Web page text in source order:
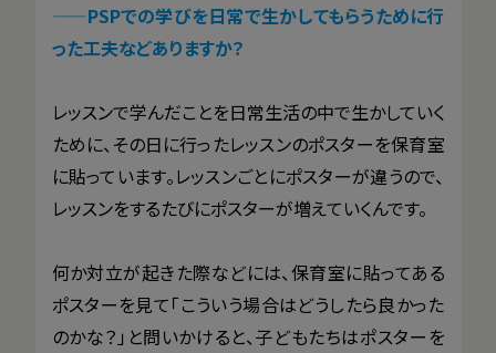
——PSPでの学びを日常で生かしてもらうために行
った工夫などありますか？
レッスンで学んだことを日常生活の中で生かしていく
ために、その日に行ったレッスンのポスターを保育室
に貼っています。レッスンごとにポスターが違うので、
レッスンをするたびにポスターが増えていくんです。
何か対立が起きた際などには、保育室に貼ってある
ポスターを見て「こういう場合はどうしたら良かった
のかな？」と問いかけると、子どもたちはポスターを